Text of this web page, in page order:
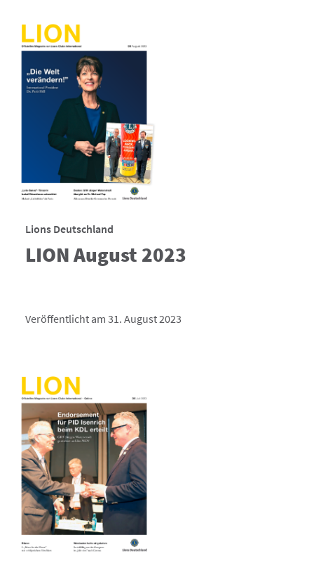
Lions Deutschland
LION August 2023
Veröffentlicht am 31. August 2023